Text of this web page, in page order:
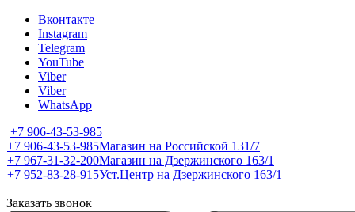
Вконтакте
Instagram
Telegram
YouTube
Viber
Viber
WhatsApp
+7 906-43-53-985
+7 906-43-53-985Магазин на Российской 131/7
+7 967-31-32-200Магазин на Дзержинского 163/1
+7 952-83-28-915Уст.Центр на Дзержинского 163/1
Заказать звонок